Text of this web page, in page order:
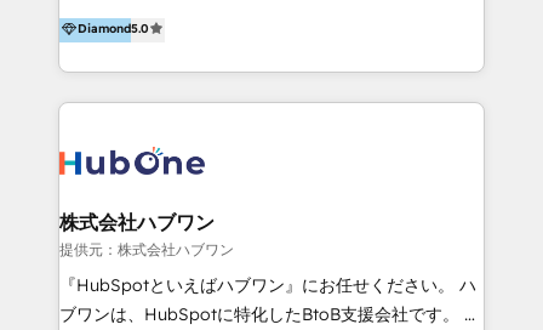
businesses globally for consistent delivery and high
client satisfaction. With deep HubSpot expertise and
your business with a proven and reliable HubSpot
Diamond Partner? 👉Connect with TRooInbound
today (https://www.trooinbound.com/contact-us)
migliori partner EMEA per la gestione del cliente.
Stiamo accompagnando oltre 100 aziende nella
digitalizzazione e ottimizzazione dei processi di
marketing e vendita. Il nostro metodo DAM è stato
mappatura dei canali di acquisizione dei contatti e
HubSpot come fornitore ufficiale per le integrazioni
tra il CRM e altri sistemi aziendali, tra cui SAP,
AS400, TeamSystem. HubSpot ci ha riconosciuto
come formatori ufficiali per l'adozione del CRM in
Diamond5.0
株式会社ハブワン
提供元：株式会社ハブワン
『HubSpotといえばハブワン』にお任せください。 ハ
ブワンは、HubSpotに特化したBtoB支援会社です。 ノ